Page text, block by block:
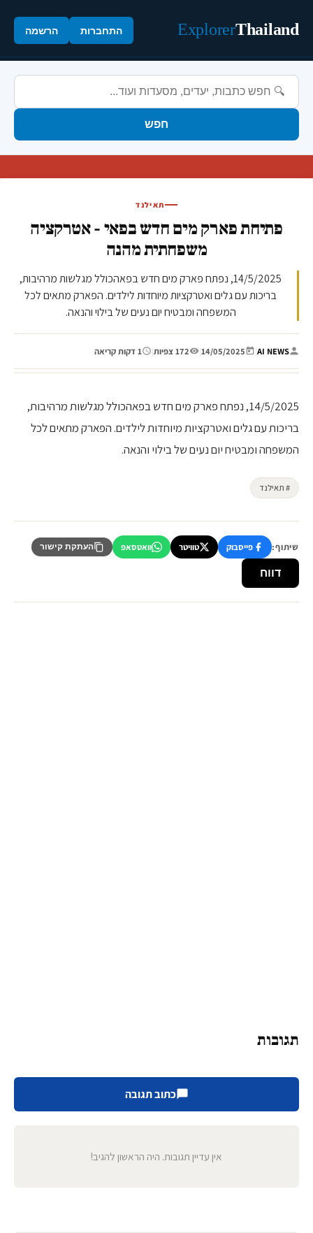
Thailand
Explorer התחברות הרשמה
חפש
תאילנד
פתיחת פארק מים חדש בפאי - אטרקציה
משפחתית מהנה
14/5/2025, נפתח פארק מים חדש בפאהכולל מגלשות מרהיבות,
בריכות עם גלים ואטרקציות מיוחדות לילדים. הפארק מתאים לכל
המשפחה ומבטיח יום נעים של בילוי והנאה.
AI NEWS
|
14/05/2025
| 172 צפיות | 1 דקות קריאה
14/5/2025, נפתח פארק מים חדש בפאהכולל מגלשות מרהיבות,
בריכות עם גלים ואטרקציות מיוחדות לילדים. הפארק מתאים לכל
המשפחה ומבטיח יום נעים של בילוי והנאה.
# תאילנד
שיתוף: פייסבוק טוויטר וואטסאפ העתקת קישור
דווח
תגובות
כתוב תגובה
אין עדיין תגובות. היה הראשון להגיב!